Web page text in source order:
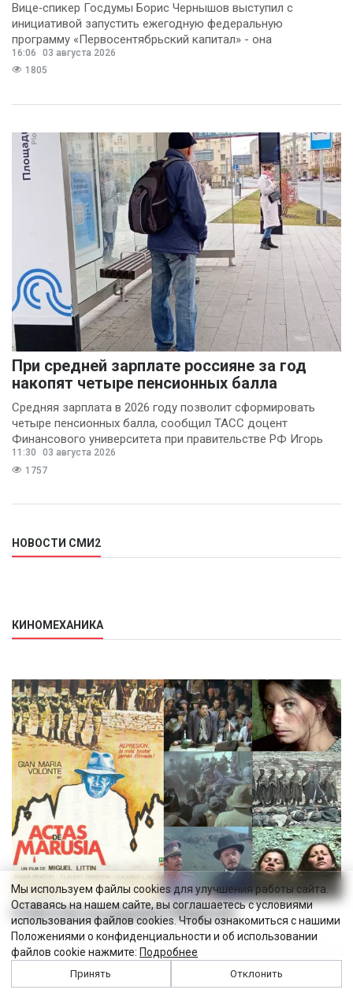
Вице‑спикер Госдумы Борис Чернышов выступил с
инициативой запустить ежегодную федеральную
программу «Первосентябрьский капитал» - она
предполагает
16:06
03 августа 2026
1805
При средней зарплате россияне за год
накопят четыре пенсионных балла
Средняя зарплата в 2026 году позволит сформировать
четыре пенсионных балла, сообщил ТАСС доцент
Финансового университета при правительстве РФ Игорь
Балынин.
11:30
03 августа 2026
1757
НОВОСТИ СМИ2
КИНОМЕХАНИКА
События на руднике Марусиа
Мы используем файлы cookies для улучшения работы сайта.
Оставаясь на нашем сайте, вы соглашаетесь с условиями
использования файлов cookies. Чтобы ознакомиться с нашими
Положениями о конфиденциальности и об использовании
файлов cookie нажмите: Подробнее
Принять Отклонить